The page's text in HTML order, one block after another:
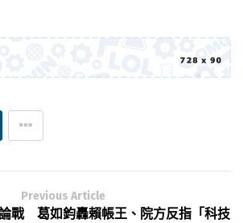
Previous Article
戰 葛如鈞轟賴帳王、院方反指「科技